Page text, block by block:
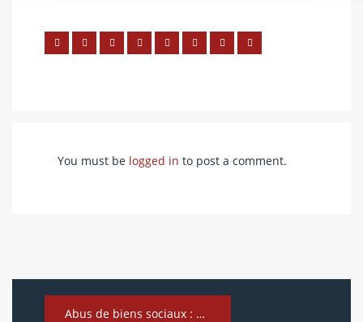
You must be logged in to post a comment.
Abus de biens sociaux : Caractéristiques et sanctions